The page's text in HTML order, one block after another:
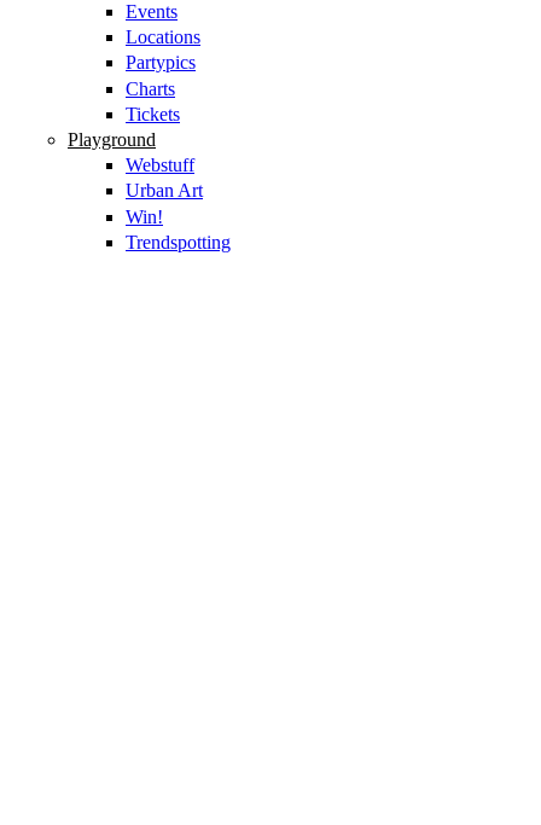
Events
Locations
Partypics
Charts
Tickets
Playground
Webstuff
Urban Art
Win!
Trendspotting